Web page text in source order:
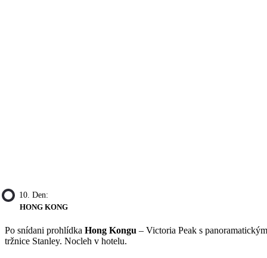
10. Den:
HONG KONG
Po snídani prohlídka Hong Kongu – Victoria Peak s
tržnice Stanley. Nocleh v hotelu.